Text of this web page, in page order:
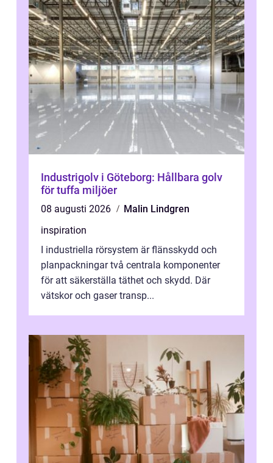
Industrigolv i Göteborg: Hållbara golv
för tuffa miljöer
08 augusti 2026
Malin Lindgren
inspiration
I industriella rörsystem är flänsskydd och
planpackningar två centrala komponenter
för att säkerställa täthet och skydd. Där
vätskor och gaser transp...